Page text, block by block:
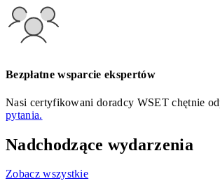
Bezpłatne wsparcie ekspertów
Nasi certyfikowani doradcy WSET chętnie
pytania.
Nadchodzące wydarzenia
Zobacz wszystkie